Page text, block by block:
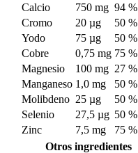
Calcio
750 mg 94 %
Cromo
20 µg
50 %
Yodo
75 µg
50 %
Cobre
0,75 mg 75 %
Magnesio
100 mg 27 %
Manganeso 1,0 mg
50 %
Molibdeno 25 µg
50 %
Selenio
27,5 µg 50 %
Zinc
7,5 mg
75 %
Otros ingredientes